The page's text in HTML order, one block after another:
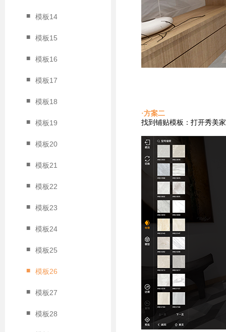
■ 模板14
■ 模板15
■ 模板16
■ 模板17
■ 模板18
■ 模板19
■ 模板20
■ 模板21
■ 模板22
■ 模板23
■ 模板24
■ 模板25
■ 模板26
■ 模板27
■ 模板28
·方案二
找到铺贴模板：打开秀美